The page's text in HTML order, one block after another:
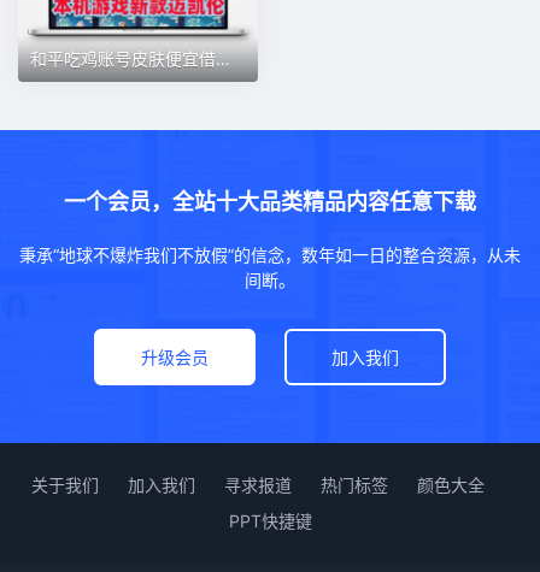
和平吃鸡账号皮肤便宜借玩迈凯伦胖达雪国幻火箭少女螳螂素材身法
一个会员，全站十大品类精品内容任意下载
秉承“地球不爆炸我们不放假”的信念，数年如一日的整合资源，从未
间断。
升级会员 加入我们
关于我们 加入我们 寻求报道 热门标签
颜色大全
PPT快捷键